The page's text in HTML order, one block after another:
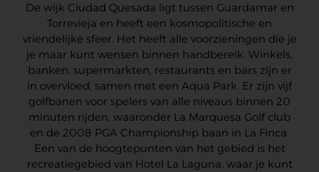
De wijk Ciudad Quesada ligt tussen Guardamar en
Torrevieja en heeft een kosmopolitische en
vriendelijke sfeer. Het heeft alle voorzieningen die je
je maar kunt wensen binnen handbereik. Winkels,
banken, supermarkten, restaurants en bars zijn er
in overvloed, samen met een Aqua Park. Er zijn vijf
golfbanen voor spelers van alle niveaus binnen 20
minuten rijden, waaronder La Marquesa Golf club
en de 2008 PGA Championship baan in La Finca.
Een van de hoogtepunten van het gebied is het
recreatiegebied van Hotel La Laguna, waar je kunt